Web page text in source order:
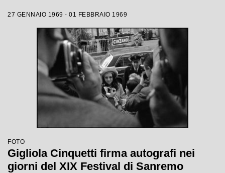
27 GENNAIO 1969 - 01 FEBBRAIO 1969
FOTO
Gigliola Cinquetti firma autografi nei
giorni del XIX Festival di Sanremo